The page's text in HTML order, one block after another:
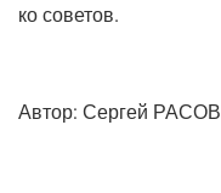
ко советов.
Автор: Сер­гей РАСОВ